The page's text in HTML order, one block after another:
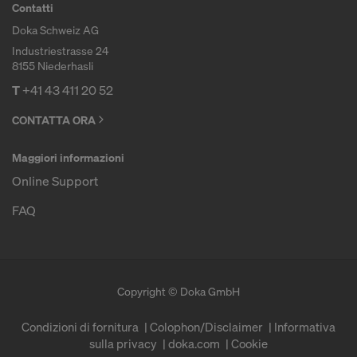
Contatti
Doka Schweiz AG
Industriestrasse 24
8155 Niederhasli
T+41 43 411 20 52
CONTATTA ORA
Maggiori informazioni
Online Support
FAQ
Copyright © Doka GmbH
Condizioni di fornitura Colophon/Disclaimer
Informativa
sulla privacy
doka.com Cookie